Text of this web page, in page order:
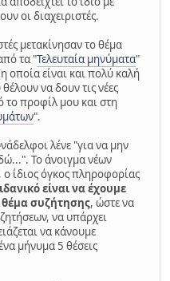
οι διαχειριστές.
μετακίνησαν το θέμα
τα "Τελευταία μηνύματα"
οποία είναι και πολύ καλή
να δουν τις νέες
το προφίλ μου και στη
".
λένε "για να μην
Το άνοιγμα νέων
ίδιος όγκος πληροφορίας
είναι να έχουμε
συζήτησης, ώστε να
να υπάρχει
να κάνουμε
μήνυμα 5 θέσεις